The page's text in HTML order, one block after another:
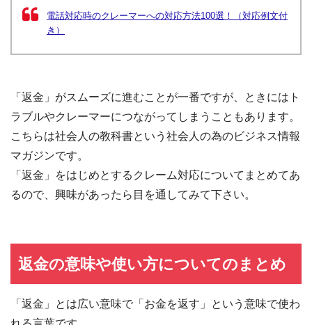
電話対応時のクレーマーへの対応方法100選！（対応例文付
き）
「返金」がスムーズに進むことが一番ですが、ときにはト
ラブルやクレーマーにつながってしまうこともあります。
こちらは社会人の教科書という社会人の為のビジネス情報
マガジンです。
「返金」をはじめとするクレーム対応についてまとめてあ
るので、興味があったら目を通してみて下さい。
返金の意味や使い方についてのまとめ
「返金」とは広い意味で「お金を返す」という意味で使わ